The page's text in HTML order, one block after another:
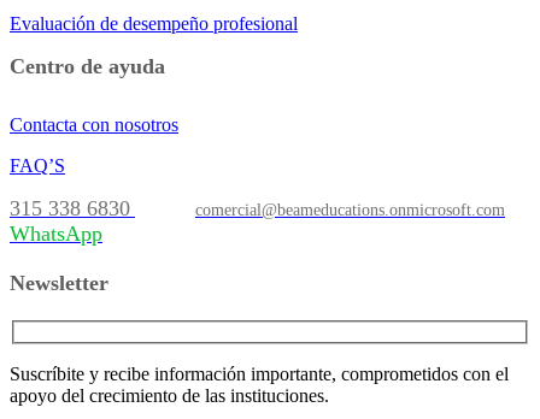
Evaluación de desempeño profesional
Centro de ayuda
Contacta con nosotros
FAQ’S
315 338 6830 comercial@beameducations.onmicrosoft.com
WhatsApp
Newsletter
Suscríbite y recibe información importante, comprometidos con el
apoyo del crecimiento de las instituciones.